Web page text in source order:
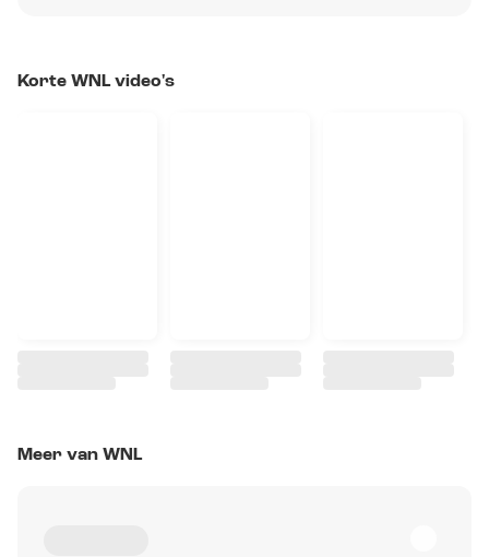
Korte WNL video's
Meer van WNL